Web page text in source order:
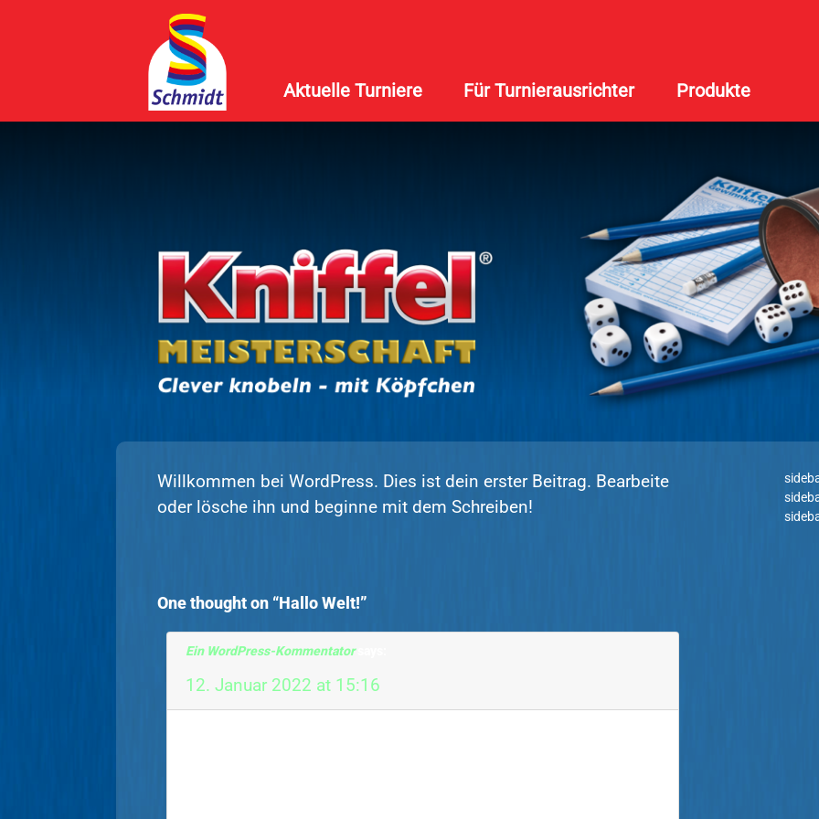
Aktuelle Turniere Für Turnierausrichter Produkte
Hallo Welt!
Willkommen bei WordPress. Dies ist dein erster Beitrag. Bearbeite
oder lösche ihn und beginne mit dem Schreiben!
One thought on “Hallo Welt!”
Ein WordPress-Kommentator
12. Januar 2022 at 15:16